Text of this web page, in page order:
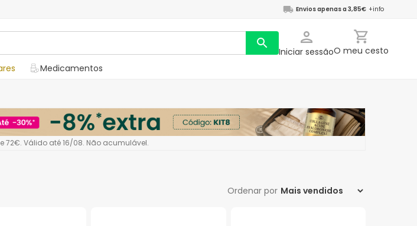
Envios apenas a 3,85€ +info
Iniciar sessãoO meu cesto
Medicamentos
72€. Válido até 16/08. Não acumulável.
Ordenar por